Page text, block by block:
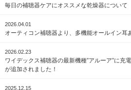
毎日の補聴器ケアにオススメな乾燥器について
2026.04.01
オーティコン補聴器より、多機能オールイン耳
2026.02.23
ワイデックス補聴器の最新機種”アルーア”に充
が追加されました！
2025.12.15